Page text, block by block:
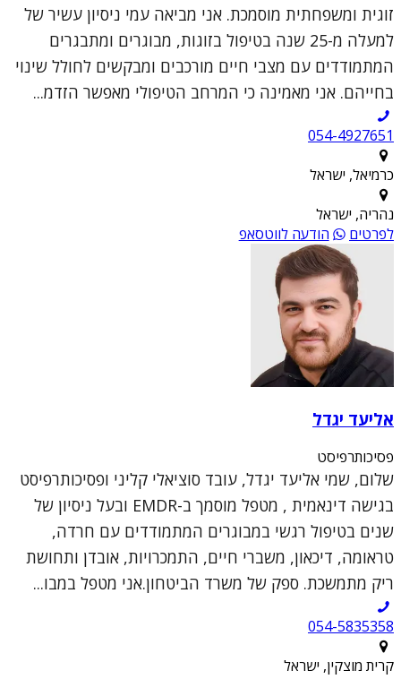
זוגית ומשפחתית מוסמכת. אני מביאה עמי ניסיון עשיר של
למעלה מ-25 שנה בטיפול בזוגות, מבוגרים ומתבגרים
המתמודדים עם מצבי חיים מורכבים ומבקשים לחולל שינוי
בחייהם. אני מאמינה כי המרחב הטיפולי מאפשר הזדמ...
054-4927651
כרמיאל, ישראל
נהריה, ישראל
לפרטים
הודעה לווטסאפ
אליעד יגדל
פסיכותרפיסט
שלום, שמי אליעד יגדל, עובד סוציאלי קליני ופסיכותרפיסט
בגישה דינאמית , מטפל מוסמך ב-EMDR ובעל ניסיון של
שנים בטיפול רגשי במבוגרים המתמודדים עם חרדה,
טראומה, דיכאון, משברי חיים, התמכרויות, אובדן ותחושת
ריק מתמשכת. ספק של משרד הביטחון.אני מטפל במבו...
054-5835358
קרית מוצקין, ישראל